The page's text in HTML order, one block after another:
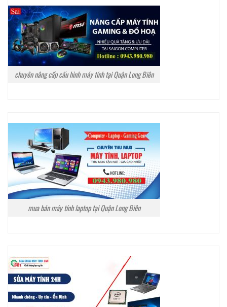
chuyên nâng cấp cấu hình máy tính tại Quận Long Biên
mua bán máy tính laptop tại Quận Long Biên